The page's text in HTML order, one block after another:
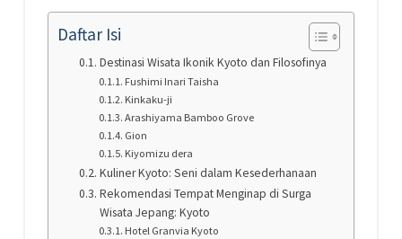
Daftar Isi
Destinasi Wisata Ikonik Kyoto dan Filosofinya
Fushimi Inari Taisha
Kinkaku-ji
Arashiyama Bamboo Grove
Gion
Kiyomizu dera
Kuliner Kyoto: Seni dalam Kesederhanaan
Rekomendasi Tempat Menginap di Surga
Wisata Jepang: Kyoto
Hotel Granvia Kyoto